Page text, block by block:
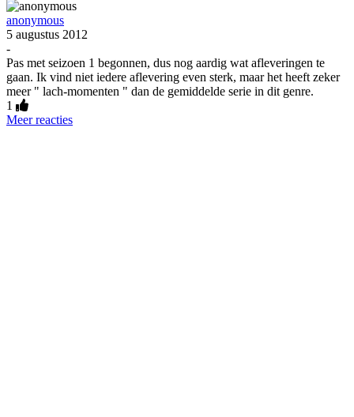
anonymous
5 augustus 2012
-
Pas met seizoen 1 begonnen, dus nog aardig wat afleveringen te
gaan. Ik vind niet iedere aflevering even sterk, maar het heeft zeker
meer " lach-momenten " dan de gemiddelde serie in dit genre.
1
Meer reacties